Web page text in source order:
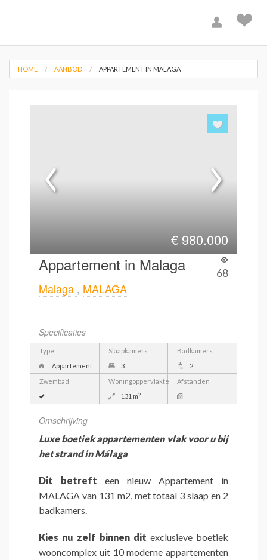
HOME AANBOD APPARTEMENT IN MALAGA
€ 980.000
Appartement in Malaga 68
Malaga , MALAGA
Specificaties
Type
Appartement
Slaapkamers
3
Badkamers
2
Zwembad
Woningoppervlakte
131 m2
Afstanden
Omschrijving
Luxe boetiek appartementen vlak voor u bij
het strand in Málaga
Dit betreft een nieuw Appartement in
MALAGA van 131 m2, met totaal 3 slaap en 2
badkamers.
Kies nu zelf binnen dit exclusieve boetiek
wooncomplex uit 10 moderne appartementen